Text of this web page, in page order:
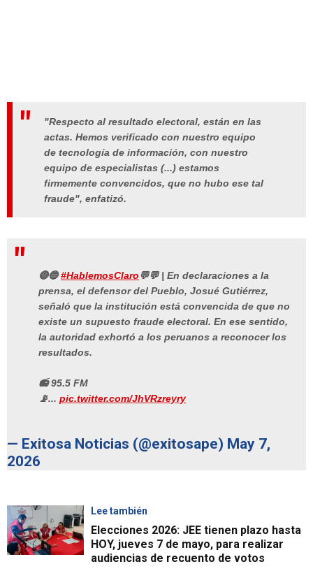
"Respecto al resultado electoral, están en las
actas. Hemos verificado con nuestro equipo
de tecnología de información, con nuestro
equipo de especialistas (...) estamos
firmemente convencidos, que no hubo ese tal
fraude", enfatizó.
🔴🔵#HablemosClaro💬💬 | En declaraciones a la
prensa, el defensor del Pueblo, Josué Gutiérrez,
señaló que la institución está convencida de que no
existe un supuesto fraude electoral. En ese sentido,
la autoridad exhortó a los peruanos a reconocer los
resultados.
📻 95.5 FM
📡... pic.twitter.com/JhVRzreyry
— Exitosa Noticias (@exitosape) May 7,
2026
Lee también
Elecciones 2026: JEE tienen plazo hasta
HOY, jueves 7 de mayo, para realizar
audiencias de recuento de votos